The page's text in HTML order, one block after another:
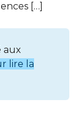
[…]
aux
lire la